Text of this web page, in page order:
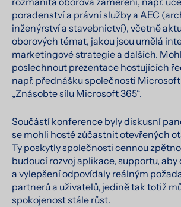
poradenství a právní služby a AEC
inženýrství a stavebnictví), včetně
oborových témat, jakou jsou umělá
marketingové strategie a dalších.
poslechnout prezentace hostujících
např. přednášku společnosti
„Znásobte sílu Microsoft 365“.
Součástí konference byly diskusní
se mohli hosté zúčastnit otevřených
Ty poskytly společnosti cennou
budoucí rozvoj aplikace, supportu, aby
a vylepšení odpovídaly reálným
partnerů a uživatelů, jedině tak totiž
spokojenost stále růst.